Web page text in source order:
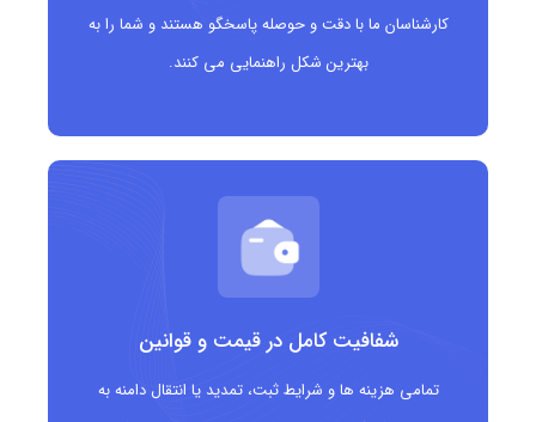
انجمن‌ها، فدراسیون‌ها و اتحادیه‌های صنفی
سایر سازمان‌های رسمی و قانونی فعال در اتریش
کارشناسان ما با دقت و حوصله پاسخگو هستند و شما را به
بهترین شکل راهنمایی می کنند.
شفافیت کامل در قیمت و قوانین
تمامی هزینه ها و شرایط ثبت، تمدید یا انتقال دامنه به